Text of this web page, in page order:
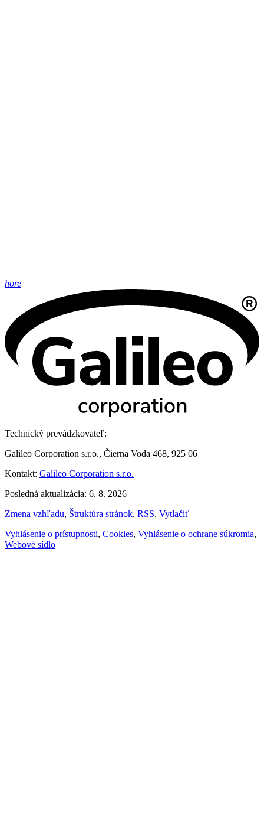
hore
Technický prevádzkovateľ:
Galileo Corporation s.r.o., Čierna Voda 468, 925 06
Kontakt: Galileo Corporation s.r.o.
Posledná aktualizácia: 6. 8. 2026
Zmena vzhľadu, Štruktúra stránok, RSS, Vytlačiť
Vyhlásenie o prístupnosti, Cookies, Vyhlásenie o ochrane súkromia,
Webové sídlo